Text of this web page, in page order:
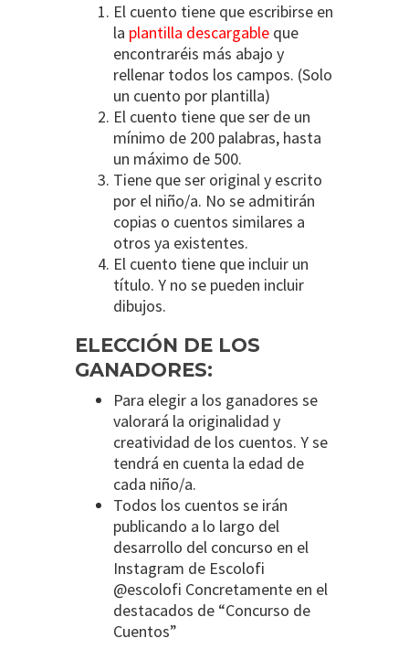
El cuento tiene que escribirse en
la plantilla descargable que
encontraréis más abajo y
rellenar todos los campos. (Solo
un cuento por plantilla)
El cuento tiene que ser de un
mínimo de 200 palabras, hasta
un máximo de 500.
Tiene que ser original y escrito
por el niño/a. No se admitirán
copias o cuentos similares a
otros ya existentes.
El cuento tiene que incluir un
título. Y no se pueden incluir
dibujos.
ELECCIÓN DE LOS
GANADORES:
Para elegir a los ganadores se
valorará la originalidad y
creatividad de los cuentos. Y se
tendrá en cuenta la edad de
cada niño/a.
Todos los cuentos se irán
publicando a lo largo del
desarrollo del concurso en el
Instagram de Escolofi
@escolofi Concretamente en el
destacados de “Concurso de
Cuentos”